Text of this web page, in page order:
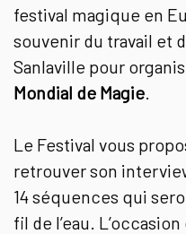
festival magique en
souvenir du travail et
Sanlaville pour
Mondial de Magie
Le Festival vous
retrouver son
14 séquences qui
fil de l’eau.